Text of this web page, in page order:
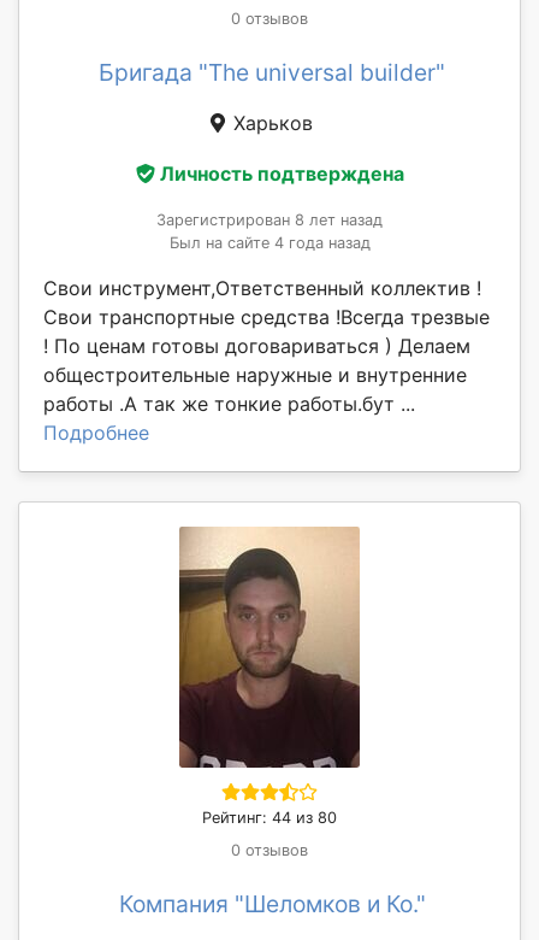
0 отзывов
Бригада "The universal builder"
Харьков
Личность подтверждена
Зарегистрирован 8 лет назад
Был на сайте 4 года назад
Свои инструмент,Ответственный коллектив !
Свои транспортные средства !Всегда трезвые
! По ценам готовы договариваться ) Делаем
общестроительные наружные и внутренние
работы .А так же тонкие работы.бут ...
Подробнее
Рейтинг: 44 из 80
0 отзывов
Компания "Шеломков и Ко."